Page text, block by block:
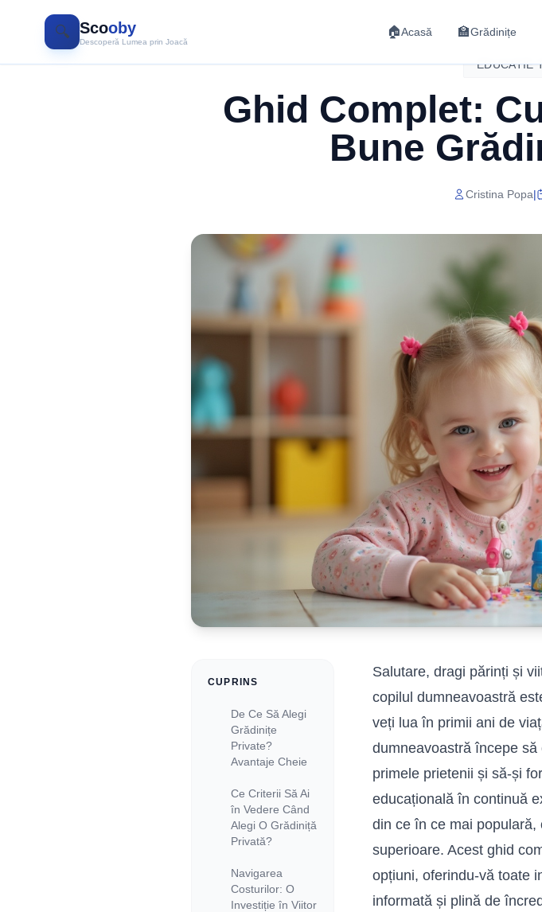
🔍 Scooby
Descoperă Lumea prin Joacă
🏠Acasă 🏫Grădinițe
EDUCATIE
Ghid Complet:
Bune
Cristina Popa|
CUPRINS
De Ce Să Alegi
Grădinițe
Private?
Avantaje Cheie
Ce Criterii Să Ai
în Vedere Când
Alegi O Grădiniță
Privată?
Navigarea
Costurilor: O
Investiție în Viitor
Salutare, dragi părinți și
copilul dumneavoastră
veți lua în primii ani de
dumneavoastră începe
primele prietenii și să-și
educațională în continuă
din ce în ce mai
superioare. Acest ghid
opțiuni, oferindu-vă toate
informată și plină de